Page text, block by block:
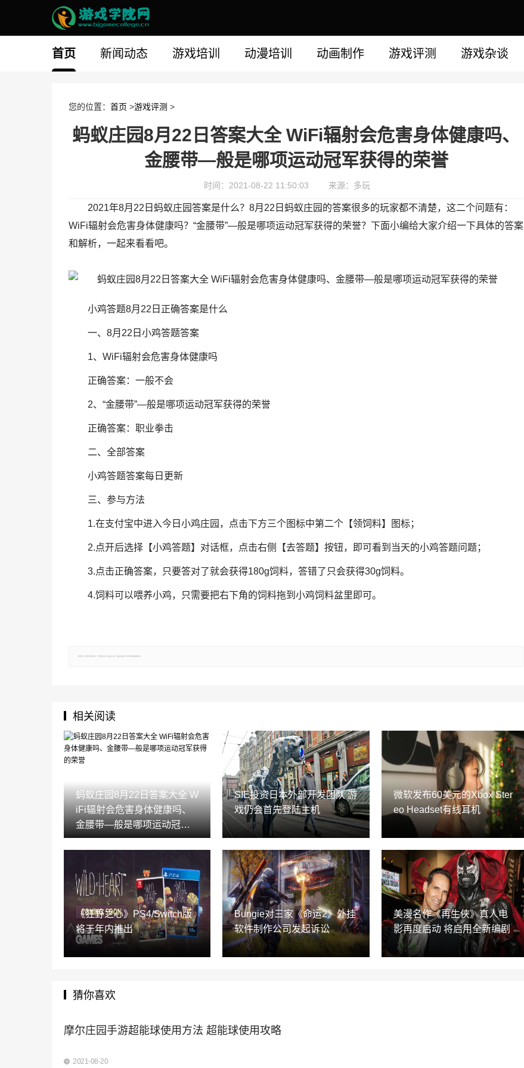
首页 新闻动态 游戏培训 动漫培训 动画制作 游戏评测 游戏杂谈
您的位置： 首页 >游戏评测 >
蚂蚁庄园8月22日答案大全 WiFi辐射会危害身体健康吗、
金腰带—般是哪项运动冠军获得的荣誉
时间：2021-08-22 11:50:03 来源：多玩
2021年8月22日蚂蚁庄园答案是什么？8月22日蚂蚁庄园的答案很多的玩家都不清楚，这二个问题有：
WiFi辐射会危害身体健康吗？“金腰带”—般是哪项运动冠军获得的荣誉？下面小编给大家介绍一下具体的答案
和解析，一起来看看吧。
小鸡答题8月22日正确答案是什么
一、8月22日小鸡答题答案
1、WiFi辐射会危害身体健康吗
正确答案：一般不会
2、“金腰带”—般是哪项运动冠军获得的荣誉
正确答案：职业拳击
二、全部答案
小鸡答题答案每日更新
三、参与方法
1.在支付宝中进入今日小鸡庄园，点击下方三个图标中第二个【领饲料】图标；
2.点开后选择【小鸡答题】对话框，点击右侧【去答题】按钮，即可看到当天的小鸡答题问题；
3.点击正确答案，只要答对了就会获得180g饲料，答错了只会获得30g饲料。
4.饲料可以喂养小鸡，只需要把右下角的饲料拖到小鸡饲料盆里即可。
郑重声明：文章仅代表原作者观点，不代表本站立场；如有侵权、违规，可直接反馈本站，我们将会作修改或删除处理。
相关阅读
蚂蚁庄园8月22日答案大全 W
iFi辐射会危害身体健康吗、
金腰带—般是哪项运动冠军
获得的荣誉
SIE投资日本外部开发团队 游
戏仍会首先登陆主机
微软发布60美元的Xbox Ster
eo Headset有线耳机
《狂野之心》PS4/Switch版
将于年内推出
Bungie对三家《命运2》外挂
软件制作公司发起诉讼
美漫名作《再生侠》真人电
影再度启动 将启用全新编剧
猜你喜欢
摩尔庄园手游超能球使用方法 超能球使用攻略
2021-08-20